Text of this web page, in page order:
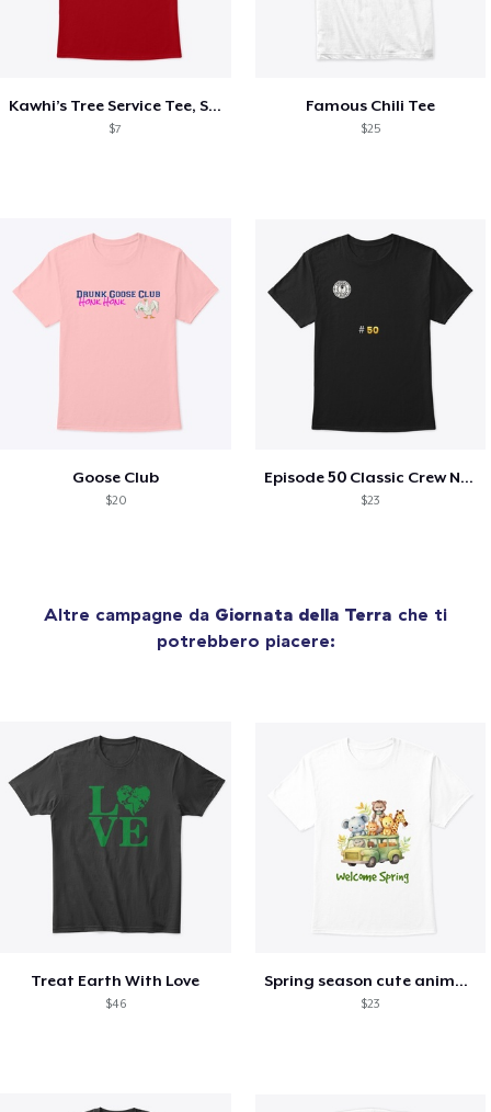
Kawhi’s Tree Service Tee, Shirts, Mug
$7
Famous Chili Tee
$25
Goose Club
$20
Episode 50 Classic Crew Neck T-Shirt
$23
Altre campagne da Giornata della Terra che ti
potrebbero piacere:
Treat Earth With Love
$46
Spring season cute animal kids tshirt
$23